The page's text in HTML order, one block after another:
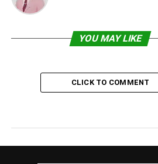
YOU MAY LIKE
CLICK TO COMMENT